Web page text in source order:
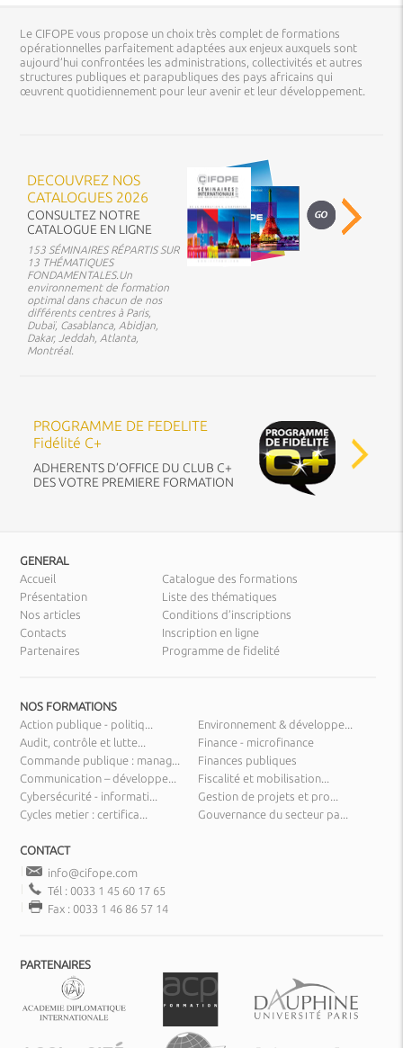
Le CIFOPE vous propose un choix très complet de formations
opérationnelles parfaitement adaptées aux enjeux auxquels sont
aujourd’hui confrontées les administrations, collectivités et autres
structures publiques et parapubliques des pays africains qui
œuvrent quotidiennement pour leur avenir et leur développement.
DECOUVREZ NOS
CATALOGUES 2026
CONSULTEZ NOTRE
CATALOGUE EN LIGNE
153 SÉMINAIRES RÉPARTIS SUR
13 THÉMATIQUES
FONDAMENTALES.Un
environnement de formation
optimal dans chacun de nos
différents centres à Paris,
Dubaï, Casablanca, Abidjan,
Dakar, Jeddah, Atlanta,
Montréal.
PROGRAMME DE FEDELITE
Fidélité C+
ADHERENTS D’OFFICE DU CLUB C+
DES VOTRE PREMIERE FORMATION
GENERAL
Accueil
Présentation
Nos articles
Contacts
Partenaires
Catalogue des formations
Liste des thématiques
Conditions d’inscriptions
Inscription en ligne
Programme de fidelité
NOS FORMATIONS
Action publique - politiq...
Audit, contrôle et lutte...
Commande publique : manag...
Communication – développe...
Cybersécurité - informati...
Cycles metier : certifica...
Environnement & développe...
Finance - microfinance
Finances publiques
Fiscalité et mobilisation...
Gestion de projets et pro...
Gouvernance du secteur pa...
CONTACT
info@cifope.com
Tél : 0033 1 45 60 17 65
Fax : 0033 1 46 86 57 14
PARTENAIRES